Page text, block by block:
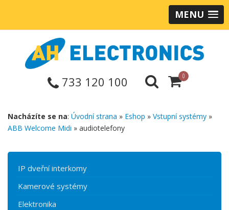
MENU
733 120 100 0
Nacházíte se na: Úvodní strana » Eshop » Vstupní systémy »
ABB Welcome Midi » audiotelefony
IP dveřní interkomy
Kamerové systémy
Elektronika